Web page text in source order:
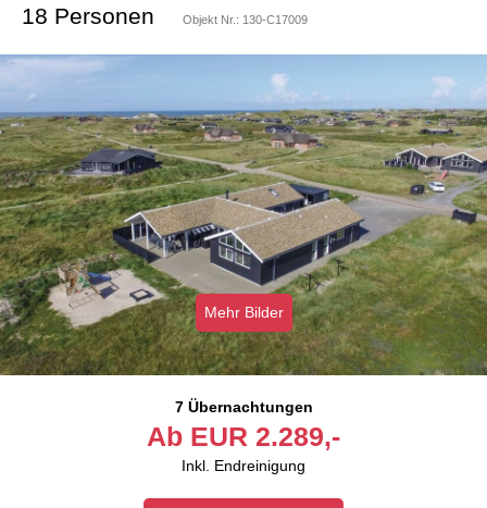
18 Personen Objekt Nr.: 130-C17009
Mehr Bilder
7 Übernachtungen
Ab EUR 2.289,-
Inkl. Endreinigung